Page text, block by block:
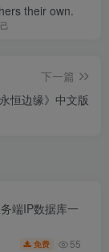
their own.
下一篇
永恒边缘》中文版
端IP数据库一
免费 55